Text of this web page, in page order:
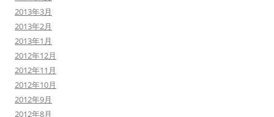
2013年3月
2013年2月
2013年1月
2012年12月
2012年11月
2012年10月
2012年9月
2012年8月